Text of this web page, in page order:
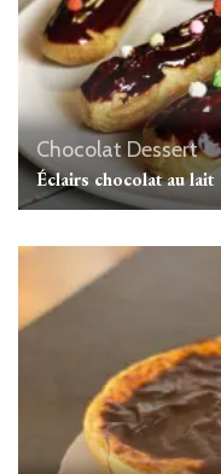
Chocolat Dessert
Éclairs chocolat au lait